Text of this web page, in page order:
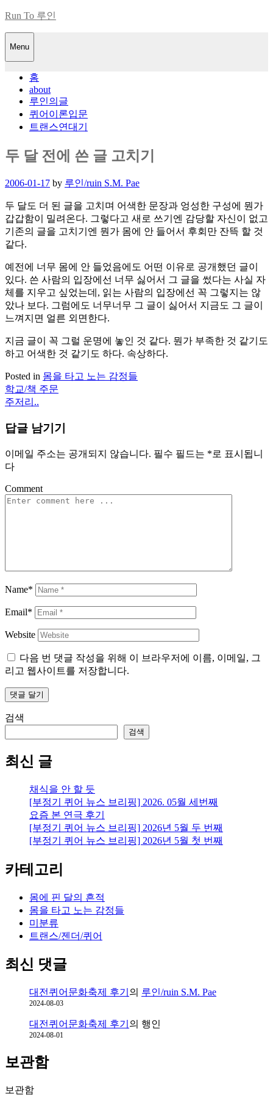
Skip
content
Run To 루인
Menu
홈
about
루인의글
퀴어이론입문
트랜스연대기
두 달 전에 쓴 글 고치기
Posted
2006-01-17 by 루인/ruin S.M. Pae
두 달도 더 된 글을 고치며 어색한 문장과 엉성한 구성에 뭔가
갑갑함이 밀려온다. 그렇다고 새로 쓰기엔 감당할 자신이 없고
기존의 글을 고치기엔 뭔가 몸에 안 들어서 후회만 잔뜩 할 것
같다.
예전에 너무 몸에 안 들었음에도 어떤 이유로 공개했던 글이
있다. 쓴 사람의 입장에선 너무 싫어서 그 글을 썼다는 사실 자
체를 지우고 싶었는데, 읽는 사람의 입장에선 꼭 그렇지는 않
았나 보다. 그럼에도 너무너무 그 글이 싫어서 지금도 그 글이
느껴지면 얼른 외면한다.
지금 글이 꼭 그럴 운명에 놓인 것 같다. 뭔가 부족한 것 같기도
하고 어색한 것 같기도 하다. 속상하다.
Posted in 몸을 타고 노는 감정들
글
탐
색
학교/책 주문
주저리..
답글 남기기
이메일 주소는 공개되지 않습니다. 필수 필드는 *로 표시됩니
다
Comment
Name*
Email*
Website
다음 번 댓글 작성을 위해 이 브라우저에 이름, 이메일, 그
리고 웹사이트를 저장합니다.
검색
검색
최신 글
채식을 안 할 듯
[부정기 퀴어 뉴스 브리핑] 2026. 05월 세번째
요즘 본 연극 후기
[부정기 퀴어 뉴스 브리핑] 2026년 5월 두 번째
[부정기 퀴어 뉴스 브리핑] 2026년 5월 첫 번째
카테고리
몸에 핀 달의 흔적
몸을 타고 노는 감정들
미분류
트랜스/젠더/퀴어
최신 댓글
대전퀴어문화축제 후기 의 루인/ruin S.M. Pae
2024-08-03
대전퀴어문화축제 후기 의 행인
2024-08-01
보관함
보관함